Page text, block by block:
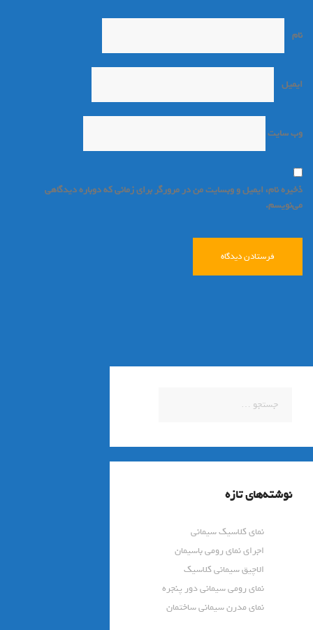
نام
ایمیل
وب‌ سایت
ذخیره نام، ایمیل و وبسایت من در مرورگر برای زمانی که دوباره دیدگاهی
می‌نویسم.
برای:
نوشته‌های تازه
نمای کلاسیک سیمانی
اجرای نمای رومی باسیمان
الاچیق سیمانی کلاسیک
نمای رومی سیمانی دور پنجره
نمای مدرن سیمانی ساختمان